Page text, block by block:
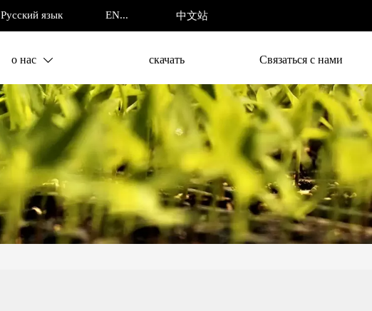
Русский язык ENGLISH 中文站
о нас  скачать Связаться с нами